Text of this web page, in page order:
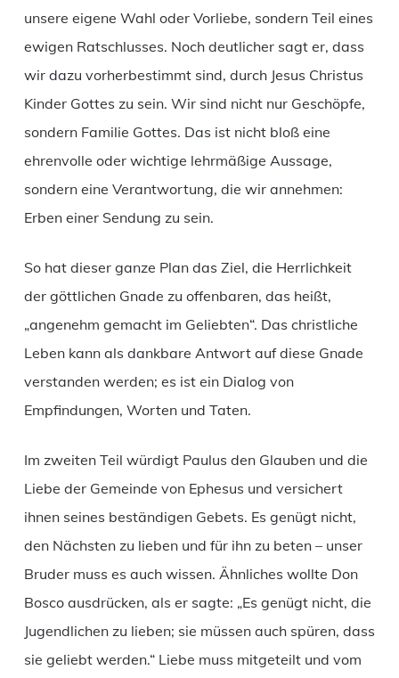
unsere eigene Wahl oder Vorliebe, sondern Teil eines
ewigen Ratschlusses. Noch deutlicher sagt er, dass
wir dazu vorherbestimmt sind, durch Jesus Christus
Kinder Gottes zu sein. Wir sind nicht nur Geschöpfe,
sondern Familie Gottes. Das ist nicht bloß eine
ehrenvolle oder wichtige lehrmäßige Aussage,
sondern eine Verantwortung, die wir annehmen:
Erben einer Sendung zu sein.
So hat dieser ganze Plan das Ziel, die Herrlichkeit
der göttlichen Gnade zu offenbaren, das heißt,
„angenehm gemacht im Geliebten“. Das christliche
Leben kann als dankbare Antwort auf diese Gnade
verstanden werden; es ist ein Dialog von
Empfindungen, Worten und Taten.
Im zweiten Teil würdigt Paulus den Glauben und die
Liebe der Gemeinde von Ephesus und versichert
ihnen seines beständigen Gebets. Es genügt nicht,
den Nächsten zu lieben und für ihn zu beten – unser
Bruder muss es auch wissen. Ähnliches wollte Don
Bosco ausdrücken, als er sagte: „Es genügt nicht, die
Jugendlichen zu lieben; sie müssen auch spüren, dass
sie geliebt werden.“ Liebe muss mitgeteilt und vom